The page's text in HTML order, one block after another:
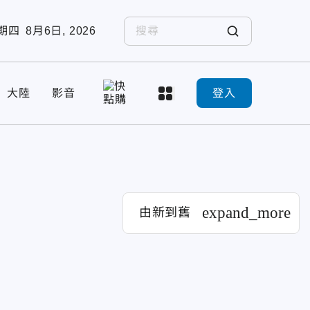
四 8月6日, 2026
大陸 影音 登入
由新到舊 expand_more